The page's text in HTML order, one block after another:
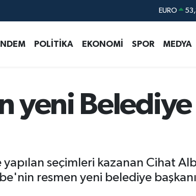
STERLİN
BİST100
EURO
POLİTİKA EKONOMİ SPOR MEDYA
yeni Belediye
seçimleri kazanan Cihat
resmen yeni belediye